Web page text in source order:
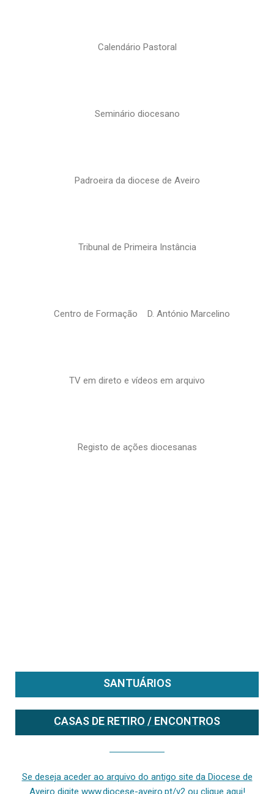
Calendário Pastoral
Seminário diocesano
Padroeira da diocese de Aveiro
Tribunal de Primeira Instância
Centro de Formação D. António Marcelino
TV em direto e vídeos em arquivo
Registo de ações diocesanas
SANTUÁRIOS
CASAS DE RETIRO / ENCONTROS
Se deseja aceder ao arquivo do antigo site da Diocese de
Aveiro digite www.diocese-aveiro.pt/v2 ou clique aqui!